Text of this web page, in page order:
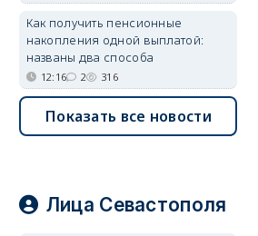
Как получить пенсионные
накопления одной выплатой:
названы два способа
12:16 2 316
Показать все новости
Лица Севастополя